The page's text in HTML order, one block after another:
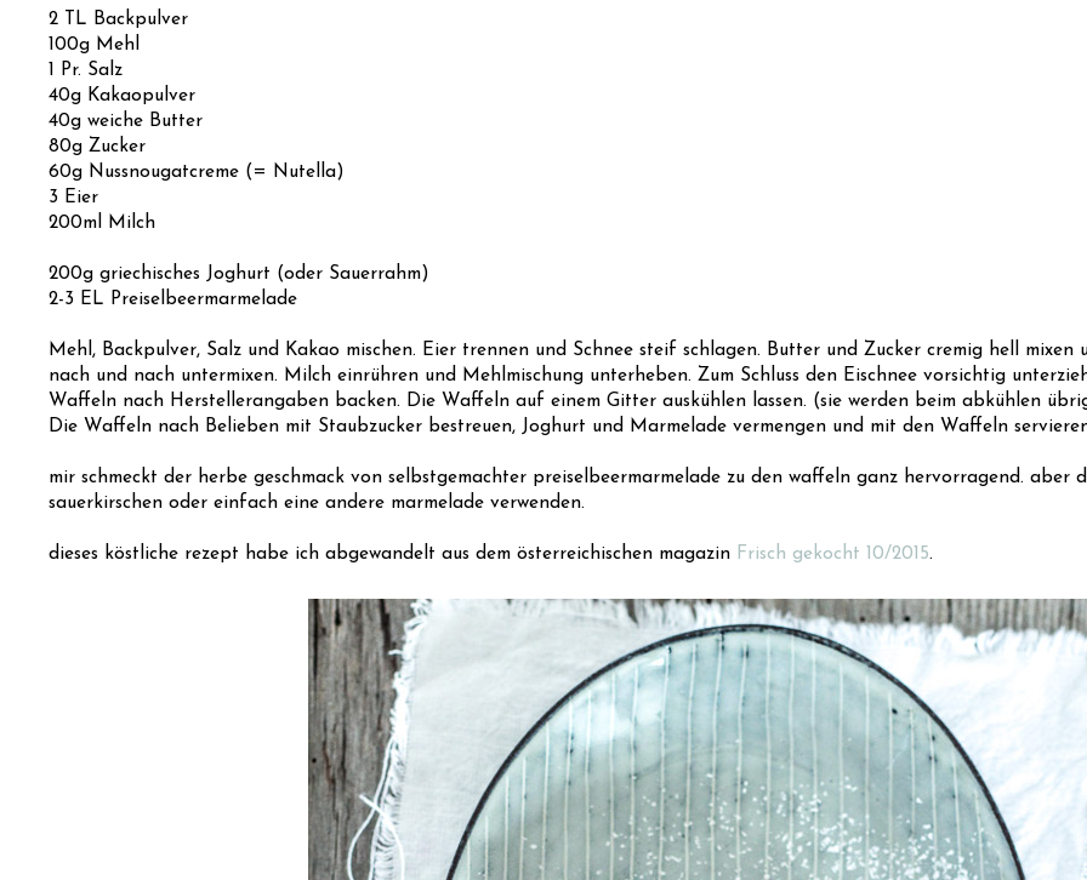
2 TL Backpulver
100g Mehl
1 Pr. Salz
40g Kakaopulver
40g weiche Butter
80g Zucker
60g Nussnougatcreme (= Nutella)
3 Eier
200ml Milch
200g griechisches Joghurt (oder Sauerrahm)
2-3 EL Preiselbeermarmelade
Mehl, Backpulver, Salz und Kakao mischen. Eier trennen und Schnee steif schlagen. Butter und Zucker cremig hell
nach und nach untermixen. Milch einrühren und Mehlmischung unterheben. Zum Schluss den Eischnee vorsichtig
Waffeln nach Herstellerangaben backen. Die Waffeln auf einem Gitter auskühlen lassen. (sie werden beim abkühlen
Die Waffeln nach Belieben mit Staubzucker bestreuen, Joghurt und Marmelade vermengen und mit den Waffeln
mir schmeckt der herbe geschmack von selbstgemachter preiselbeermarmelade zu den waffeln ganz hervorragend. aber
sauerkirschen oder einfach eine andere marmelade verwenden.
dieses köstliche rezept habe ich abgewandelt aus dem österreichischen magazin Frisch gekocht 10/2015.